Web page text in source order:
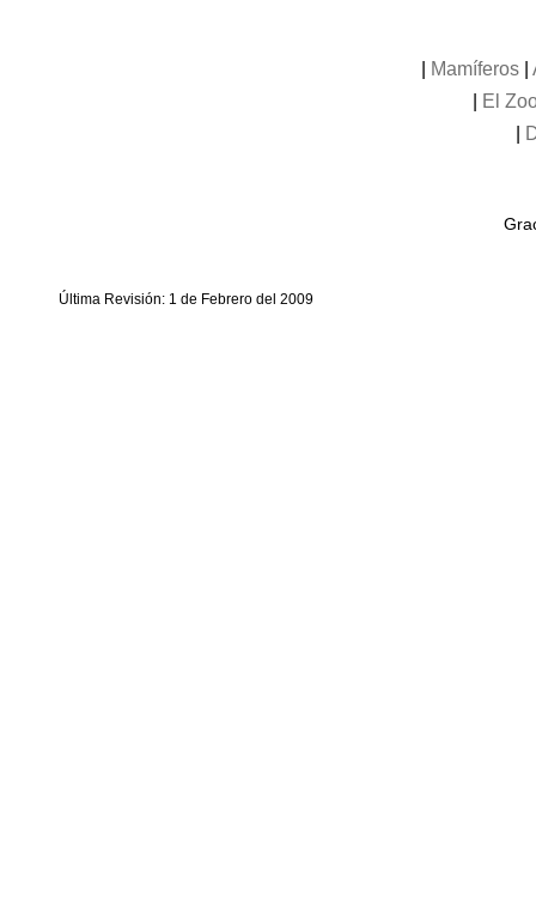
Mamíferos|
El
Última Revisión: 1 de Febrero del 2009